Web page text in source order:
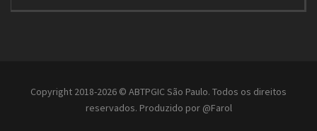
Copyright 2018-2026 © ABTPGIC São Paulo. Todos os direitos
reservados. Produzido por @Farol